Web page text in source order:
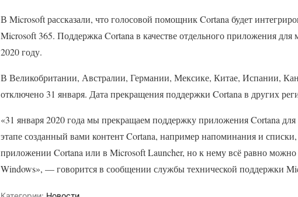
В Microsoft рассказали, что голосовой помощник Cortana будет
Microsoft 365. Поддержка Cortana в качестве отдельного приложения для
2020 году.
В Великобритании, Австралии, Германии, Мексике, Китае, Испании,
отключено 31 января. Дата прекращения поддержки Cortana в других
«31 января 2020 года мы прекращаем поддержку приложения Cortana
этапе созданный вами контент Cortana, например напоминания и
приложении Cortana или в Microsoft Launcher, но к нему всё равно можно
Windows», — говорится в сообщении службы технической поддержки